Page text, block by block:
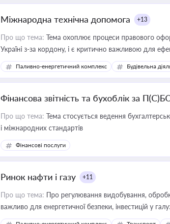
Міжнародна технічна допомога +13
Про що тема: Тема охоплює процеси правового
Україні з-за кордону, і є критично важливою для
інфраструктурних проєктів
Паливно-енергетичний комплекс Будівельна
Фінансова звітність та бухоблік за
Про що тема: Тема стосується ведення
і міжнародних стандартів
Фінансові послуги
Ринок нафти і газу +11
Про що тема: Про регулювання видобування,
важливо для енергетичної безпеки, інвестицій у